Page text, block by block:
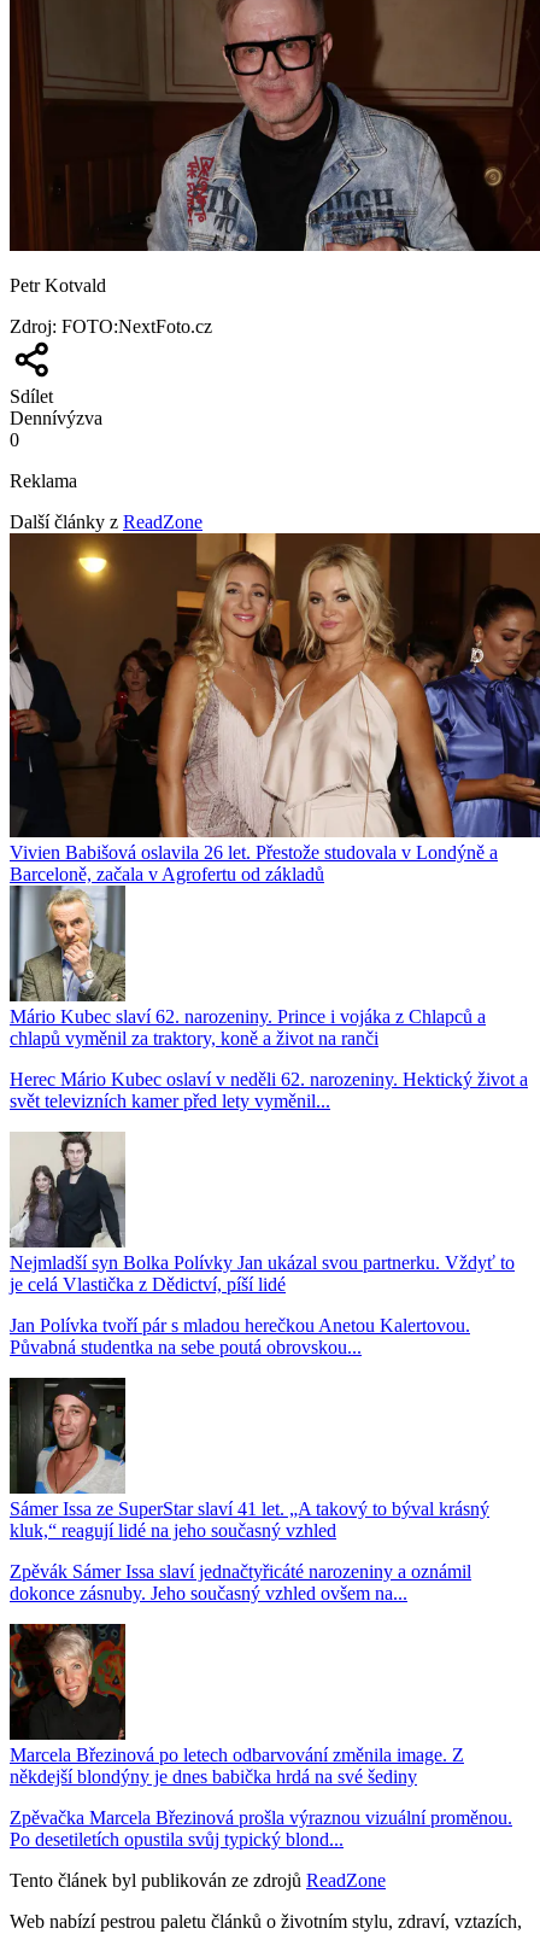
Petr Kotvald
Zdroj: FOTO:NextFoto.cz
Sdílet
Dennívýzva
0
Reklama
Další články z ReadZone
Vivien Babišová oslavila 26 let. Přestože studovala v Londýně a
Barceloně, začala v Agrofertu od základů
Mário Kubec slaví 62. narozeniny. Prince i vojáka z Chlapců a
chlapů vyměnil za traktory, koně a život na ranči
Herec Mário Kubec oslaví v neděli 62. narozeniny. Hektický život a
svět televizních kamer před lety vyměnil...
Nejmladší syn Bolka Polívky Jan ukázal svou partnerku. Vždyť to
je celá Vlastička z Dědictví, píší lidé
Jan Polívka tvoří pár s mladou herečkou Anetou Kalertovou.
Půvabná studentka na sebe poutá obrovskou...
Sámer Issa ze SuperStar slaví 41 let. „A takový to býval krásný
kluk,“ reagují lidé na jeho současný vzhled
Zpěvák Sámer Issa slaví jednačtyřicáté narozeniny a oznámil
dokonce zásnuby. Jeho současný vzhled ovšem na...
Marcela Březinová po letech odbarvování změnila image. Z
někdejší blondýny je dnes babička hrdá na své šediny
Zpěvačka Marcela Březinová prošla výraznou vizuální proměnou.
Po desetiletích opustila svůj typický blond...
Tento článek byl publikován ze zdrojů ReadZone
Web nabízí pestrou paletu článků o životním stylu, zdraví, vztazích,